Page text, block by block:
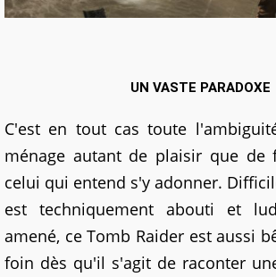
UN VASTE PARADOXE
C'est en tout cas toute
ménage autant de plaisir que de
celui qui entend s'y adonner.
est techniquement abouti et
amené, ce Tomb Raider est aussi
foin dès qu'il s'agit de raconter